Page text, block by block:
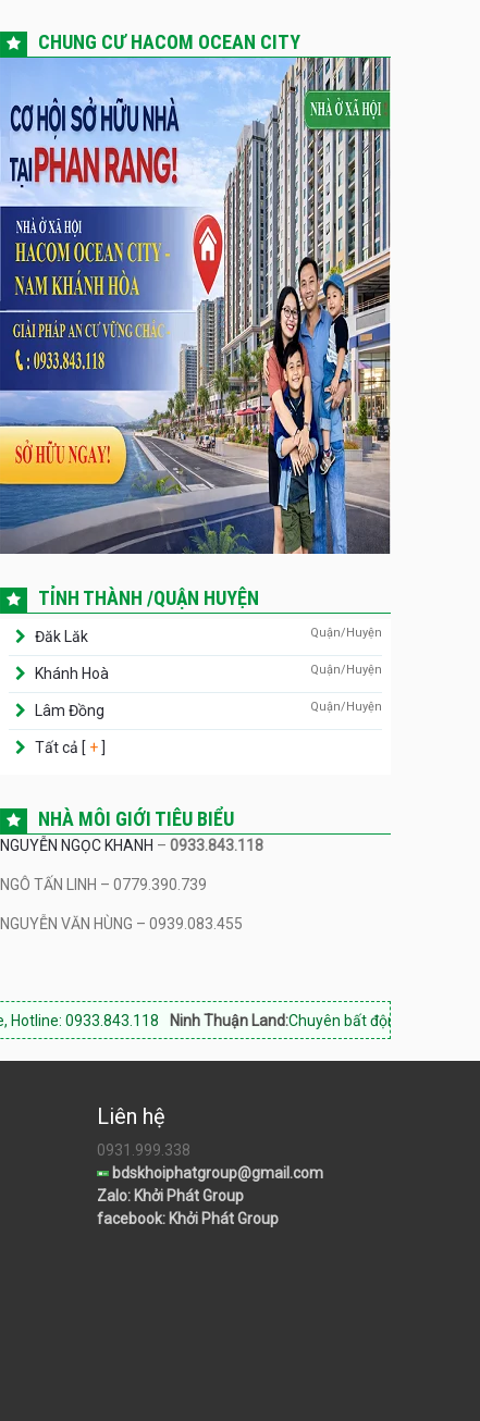
CHUNG CƯ HACOM OCEAN CITY
TỈNH THÀNH /QUẬN HUYỆN
Đăk Lăk Quận/Huyện
Khánh Hoà Quận/Huyện
Lâm Đồng Quận/Huyện
Tất cả [ +]
NHÀ MÔI GIỚI TIÊU BIỂU
NGUYỄN NGỌC KHANH –0933.843.118
NGÔ TẤN LINH – 0779.390.739
NGUYỄN VĂN HÙNG – 0939.083.455
Ninh Thuận Land:Chuyên bất động sản Phan Rang
Liên hệ
0931.999.338
bdskhoiphatgroup@gmail.com
Zalo: Khởi Phát Group
facebook: Khởi Phát Group